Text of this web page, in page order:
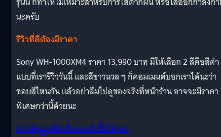
นะครับ
รีวิวที่ดีต้องมีราคา
Sony WH-1000XM4 ราคา 13,990 บาท มีให้เลือก 2 สีคือสีดำ
แบบที่เรารีวิววันนี้ และสีขาวนวล ๆ ก็คอมเมนต์บอกเราได้นะว่า
ชอบสีไหนกัน แล้วอย่าลืมไปดูของจริงที่หน้าร้าน อาจจะมีราคา
พิเศษกว่านี้ด้วยนะ
อ่านข้อมูลเพิ่มเติมและสั่งซื้อได้เลย